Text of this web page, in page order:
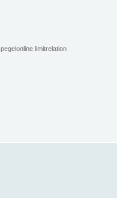
pegelonline.limitrelation